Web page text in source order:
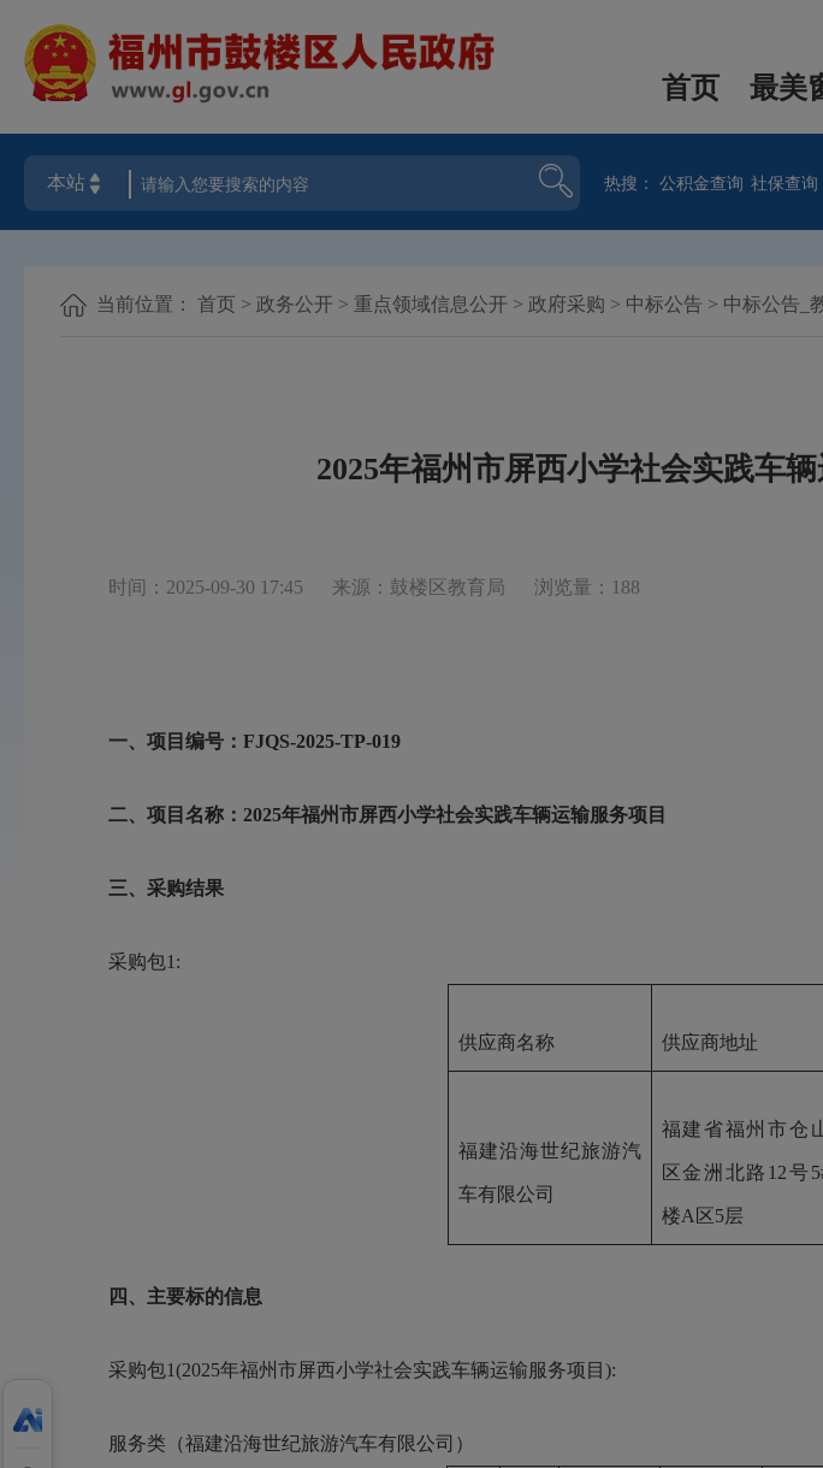
首页 最美
热搜：公积金查询 社保查询
当前位置： 首页 > 政务公开 > 重点领域信息公开 > 政府采购 > 中标公告 > 中标公告_
2025年福州市屏西小学社会实践车
时间：2025-09-30 17:45 来源：鼓楼区教育局 浏览量：188
一、项目编号： FJQS-2025-TP-019
二、项目名称： 2025年福州市屏西小学社会实践车辆运输服务项目
三、采购结果
采购包1:
供应商名称 供应商地址
福建沿海世纪旅游汽
车有限公司
福建省福州市仓
区金洲北路 12号
楼A区5层
四、主要标的信息
采购包1(2025年福州市屏西小学社会实践车辆运输服务项目):
服务类（福建沿海世纪旅游汽车有限公司）